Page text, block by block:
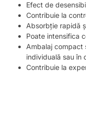
Efect de
Contribuie la
Absorbție rapidă
Poate intensifica
Ambalaj compact
individuală sau în
Contribuie la